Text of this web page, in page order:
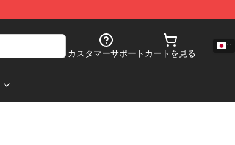
カスタマーサポート カートを見る